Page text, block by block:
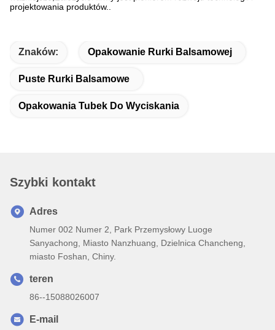
projektowania produktów..
Znaków: Opakowanie Rurki Balsamowej
Puste Rurki Balsamowe
Opakowania Tubek Do Wyciskania
Szybki kontakt
Adres
Numer 002 Numer 2, Park Przemysłowy Luoge
Sanyachong, Miasto Nanzhuang, Dzielnica Chancheng,
miasto Foshan, Chiny.
teren
86--15088026007
E-mail